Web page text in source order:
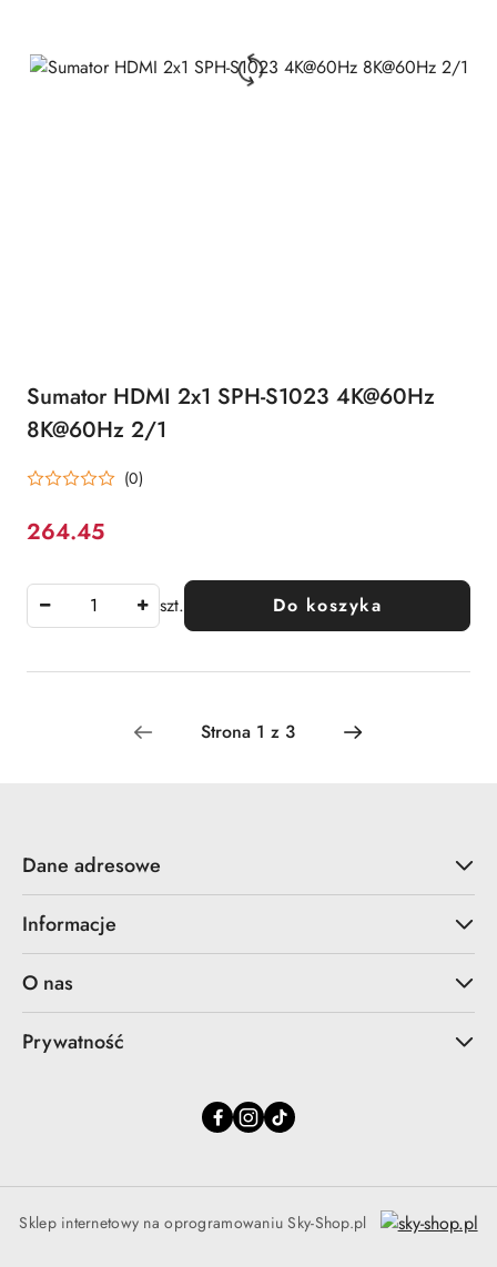
Sumator HDMI 2x1 SPH-S1023 4K@60Hz
8K@60Hz 2/1
(0)
Cena:
264.45
szt. Do koszyka
Dane adresowe
Informacje
O nas
Prywatność
Sklep internetowy na oprogramowaniu Sky-Shop.pl